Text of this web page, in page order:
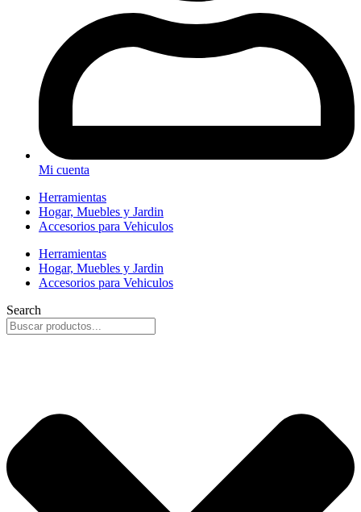
Mi cuenta
Herramientas
Hogar, Muebles y Jardin
Accesorios para Vehiculos
Herramientas
Hogar, Muebles y Jardin
Accesorios para Vehiculos
Search